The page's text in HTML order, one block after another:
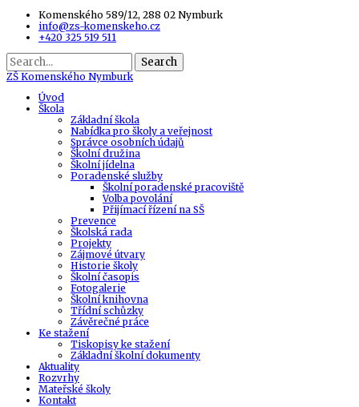
Komenského 589/12, 288 02 Nymburk
info@zs-komenskeho.cz
+420 325 519 511
Search
ZŠ Komenského Nymburk
Úvod
Škola
Základní škola
Nabídka pro školy a veřejnost
Správce osobních údajů
Školní družina
Školní jídelna
Poradenské služby
Školní poradenské pracoviště
Volba povolání
Přijímací řízení na SŠ
Prevence
Školská rada
Projekty
Zájmové útvary
Historie školy
Školní časopis
Fotogalerie
Školní knihovna
Třídní schůzky
Závěrečné práce
Ke stažení
Tiskopisy ke stažení
Základní školní dokumenty
Aktuality
Rozvrhy
Mateřské školy
Kontakt